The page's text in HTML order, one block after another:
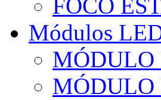
FOCO
Módulos
MÓDULO
MÓDULO